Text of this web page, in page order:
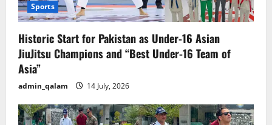
Sports
Historic Start for Pakistan as Under-16 Asian
JiuJitsu Champions and “Best Under-16 Team of
Asia”
admin_qalam 14 July, 2026